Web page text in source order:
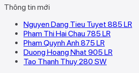
Thông tin mới
Nguyen Dang Tieu Tuyet 885 LR
Pham Thi Hai Chau 785 LR
Pham Quynh Anh 875 LR
Duong Hoang Nhat 905 LR
Tao Thanh Thuy 280 SW